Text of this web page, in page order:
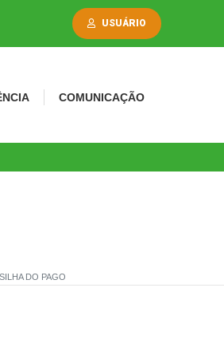
USUÁRIO
COMUNICAÇÃO
DO PAGO